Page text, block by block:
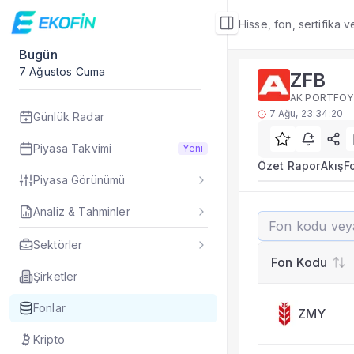
Hisse, fon, sertifika
Bugün
7 Ağustos Cuma
Günlük Radar
Piyasa Takvimi Yeni
Piyasa Görünümü
Analiz & Tahminler
Sektörler
Şirketler
Fonlar
Kripto
Fon Detay
Rakip Analizi
ZFB benzer
ZFB fonu rakip
TEFAS ZFB fonu
Fon verileri hangi
ZFB fonunu diğer
Evet. Fon detay
Fon Detay— İlgili
Fon Portföyü
ZFB
AK
7 Ağu, 23:34:20
Özet RaporAkış
ZFB
Fon Kodu
ZMY